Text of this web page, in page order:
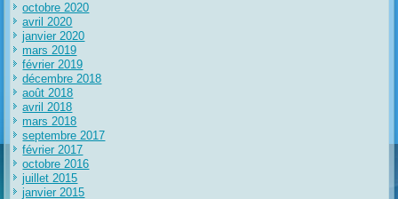
octobre 2020
avril 2020
janvier 2020
mars 2019
février 2019
décembre 2018
août 2018
avril 2018
mars 2018
septembre 2017
février 2017
octobre 2016
juillet 2015
janvier 2015